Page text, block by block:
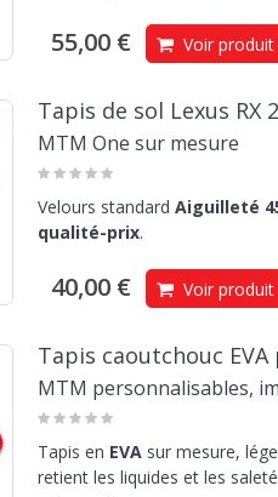
55,00 € Voir produit
Tapis de sol Lexus RX
MTM One sur mesure
Velours standard Aiguilleté
qualité-prix.
40,00 € Voir produit
Tapis caoutchouc EVA
MTM personnalisables,
Tapis en EVAsur mesure,
retient les liquides et les